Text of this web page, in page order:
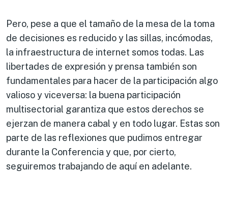
Pero, pese a que el tamaño de la mesa de la toma
de decisiones es reducido y las sillas, incómodas,
la infraestructura de internet somos todas. Las
libertades de expresión y prensa también son
fundamentales para hacer de la participación algo
valioso y viceversa: la buena participación
multisectorial garantiza que estos derechos se
ejerzan de manera cabal y en todo lugar. Estas son
parte de las reflexiones que pudimos entregar
durante la Conferencia y que, por cierto,
seguiremos trabajando de aquí en adelante.